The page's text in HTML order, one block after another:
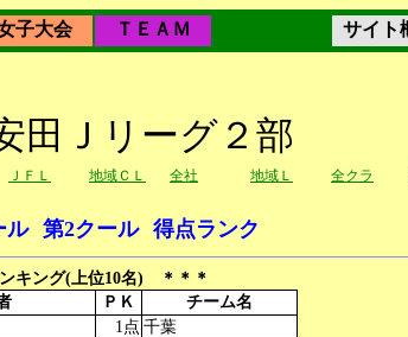
子大会 ＴＥＡＭ
サイト
田Ｊリーグ２部
ＪＦＬ 地域ＣＬ 全社 地域Ｌ 全クラ
ル 第2クール 得点ランク
キング(上位10名) ＊＊＊
ＰＫ
チーム名
1点 千葉